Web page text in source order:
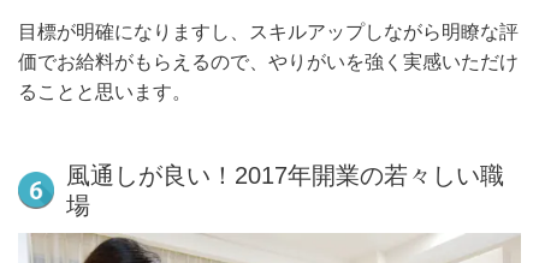
目標が明確になりますし、スキルアップしながら明瞭な評
価でお給料がもらえるので、やりがいを強く実感いただけ
ることと思います。
風通しが良い！2017年開業の若々しい職
場